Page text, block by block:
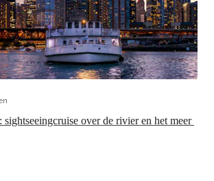
over de rivier en het meer